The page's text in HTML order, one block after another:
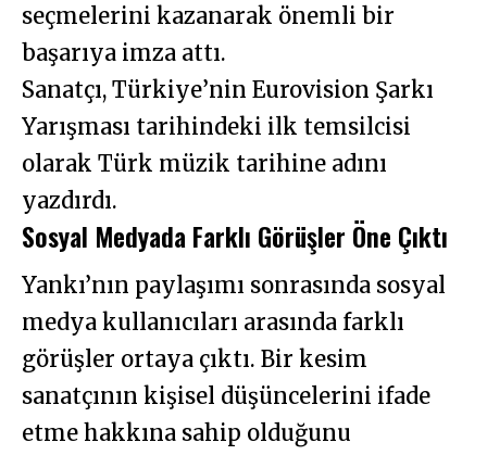
seçmelerini kazanarak önemli bir
başarıya imza attı.
Sanatçı, Türkiye’nin Eurovision Şarkı
Yarışması tarihindeki ilk temsilcisi
olarak Türk müzik tarihine adını
yazdırdı.
Sosyal Medyada Farklı Görüşler Öne Çıktı
Yankı’nın paylaşımı sonrasında sosyal
medya kullanıcıları arasında farklı
görüşler ortaya çıktı. Bir kesim
sanatçının kişisel düşüncelerini ifade
etme hakkına sahip olduğunu